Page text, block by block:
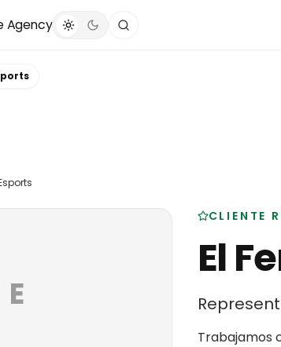
Agency
E
CLIENTE
El
Trabajamos